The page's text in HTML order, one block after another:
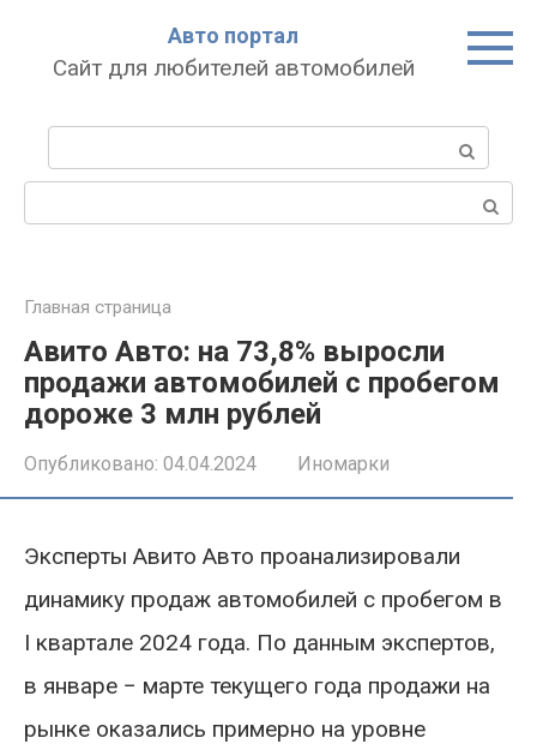
Авто портал
Сайт для любителей автомобилей
Главная страница
Авито Авто: на 73,8% выросли
продажи автомобилей с пробегом
дороже 3 млн рублей
Опубликовано: 04.04.2024 Иномарки
Эксперты Авито Авто проанализировали
динамику продаж автомобилей с пробегом в
I квартале 2024 года. По данным экспертов,
в январе − марте текущего года продажи на
рынке оказались примерно на уровне